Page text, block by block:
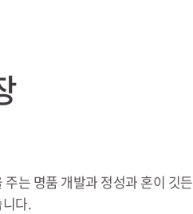
는 명품 개발과 정성과 혼이 깃든
다.